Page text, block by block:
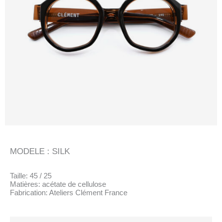
MODELE : SILK
Taille: 45 / 25
Matières: acétate de cellulose
Fabrication: Ateliers Clément France